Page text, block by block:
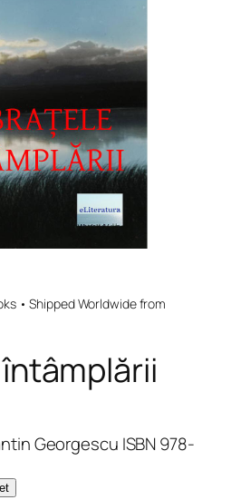
• Shipped Worldwide from
Georgescu ISBN 978-